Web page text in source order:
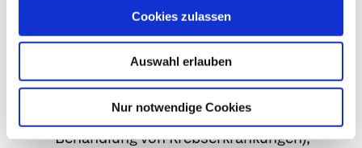
Cookies zulassen
Auswahl erlauben
Nur notwendige Cookies
Thiazide und Furosemid),
Arzneimittel zum Schutz des Magens
(Protonenpumpenhemmer wie Omeprazol
und Pantoprazol),
Platin-Derivate (insbesondere Cisplatin, zur
Behandlung von Krebserkrankungen),